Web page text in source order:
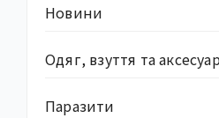
Новини
Одяг, взуття та
Паразити